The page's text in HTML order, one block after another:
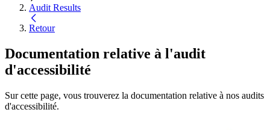
Audit Results
Retour
Documentation relative à l'audit
d'accessibilité
Sur cette page, vous trouverez la documentation relative à nos audits
d'accessibilité.